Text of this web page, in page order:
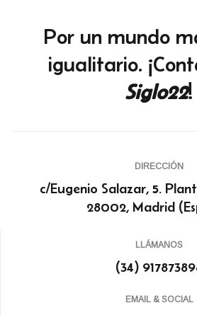
Por un mundo
igualitario.
Siglo22!
DIRECCIÓN
c/Eugenio Salazar, 5.
28002, Madrid
LLÁMANOS
(34)
EMAIL & SOCIAL